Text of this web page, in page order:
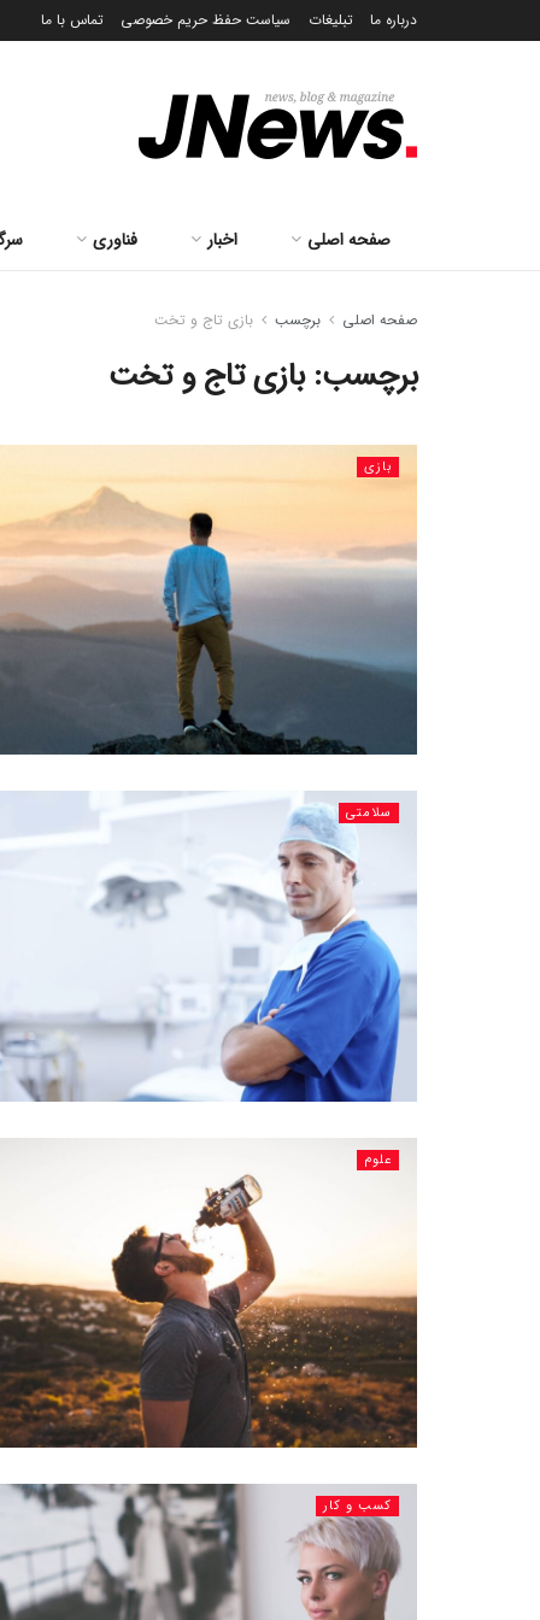
درباره ما تبلیغات سیاست حفظ حریم خصوصی تماس با ما
صفحه اصلی اخبار فناوری
صفحه اصلی برچسب بازی تاج و تخت
برچسب:بازی تاج و تخت
بازی
سلامتی
علوم
کسب و کار